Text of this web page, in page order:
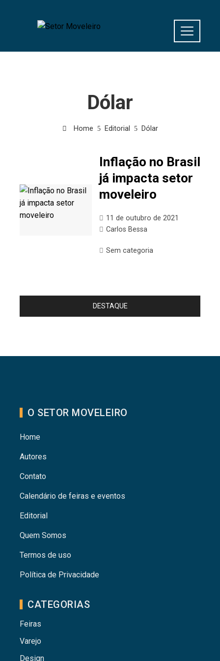
Dólar
Home Editorial Dólar
Inflação no Brasil
já impacta setor
moveleiro
11 de outubro de 2021
Carlos Bessa
Sem categoria
DESTAQUE
O SETOR MOVELEIRO
Home
Autores
Contato
Calendário de feiras e eventos
Editorial
Quem Somos
Termos de uso
Política de Privacidade
CATEGORIAS
Feiras
Varejo
Design